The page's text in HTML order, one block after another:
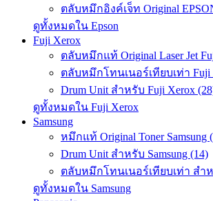
ตลับหมึกอิงค์เจ็ท Original
ดูทั้งหมดใน Epson
Fuji Xerox
ตลับหมึกแท้ Original Laser Jet
ตลับหมึกโทนเนอร์เทียบเท่า Fuji
Drum Unit สำหรับ Fuji Xerox
ดูทั้งหมดใน Fuji Xerox
Samsung
หมึกแท้ Original Toner Samsung
Drum Unit สำหรับ Samsung (14)
ตลับหมึกโทนเนอร์เทียบเท่า สำห
ดูทั้งหมดใน Samsung